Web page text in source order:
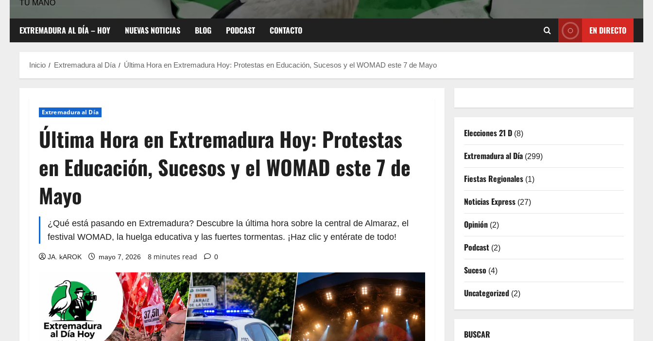
TU MANO
EXTREMADURA AL DÍA – HOY NUEVAS NOTICIAS BLOG PODCAST CONTACTO EN DIRECTO
Inicio Extremadura al Día Última Hora en Extremadura Hoy: Protestas en Educación, Sucesos y el WOMAD este 7 de Mayo
Extremadura al Día
Última Hora en Extremadura Hoy: Protestas
en Educación, Sucesos y el WOMAD este 7 de
Mayo
¿Qué está pasando en Extremadura? Descubre la última hora sobre la central de Almaraz, el
festival WOMAD, la huelga educativa y las fuertes tormentas. ¡Haz clic y entérate de todo!
JA. kAROK mayo 7, 2026 8 minutes read 0
Elecciones 21 D(8)
Extremadura al Día(299)
Fiestas Regionales(1)
Noticias Express(27)
Opinión(2)
Podcast(2)
Suceso(4)
Uncategorized (2)
BUSCAR